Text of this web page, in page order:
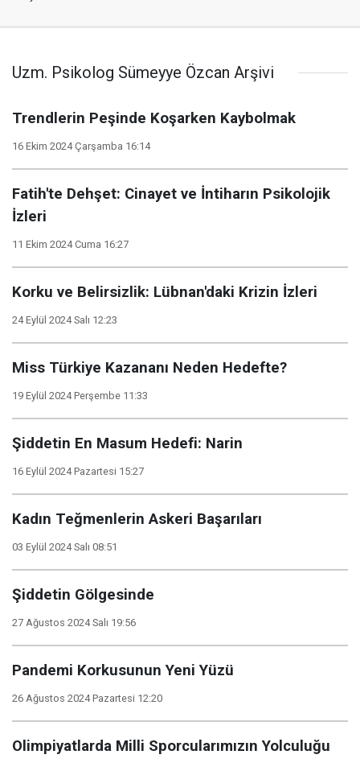
Uzm. Psikolog Sümeyye Özcan Arşivi
Trendlerin Peşinde Koşarken Kaybolmak
16 Ekim 2024 Çarşamba 16:14
Fatih'te Dehşet: Cinayet ve İntiharın Psikolojik
İzleri
11 Ekim 2024 Cuma 16:27
Korku ve Belirsizlik: Lübnan'daki Krizin İzleri
24 Eylül 2024 Salı 12:23
Miss Türkiye Kazananı Neden Hedefte?
19 Eylül 2024 Perşembe 11:33
Şiddetin En Masum Hedefi: Narin
16 Eylül 2024 Pazartesi 15:27
Kadın Teğmenlerin Askeri Başarıları
03 Eylül 2024 Salı 08:51
Şiddetin Gölgesinde
27 Ağustos 2024 Salı 19:56
Pandemi Korkusunun Yeni Yüzü
26 Ağustos 2024 Pazartesi 12:20
Olimpiyatlarda Milli Sporcularımızın Yolculuğu